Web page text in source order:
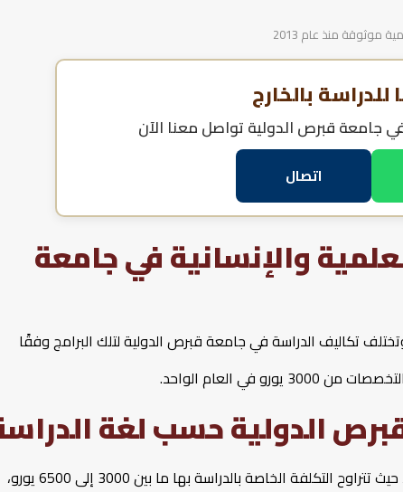
موثوقة منذ عام 2013
بالخارج
جامعة قبرص الدوليةتواصل معنا الآن
اتصال
والإنسانية في جامعة
تكاليف الدراسة في جامعة قبرص الدولية لتلك البرامج وفقًا
في العام الواحد.
الدولية حسب لغة
إن اللغة الإنجليزية هي لغة الدراسة في جامعة قبرص الدولية، حيث تتراوح التكلفة الخاصة بالدراسة بها ما بين 3000 إلى 6500 يورو،